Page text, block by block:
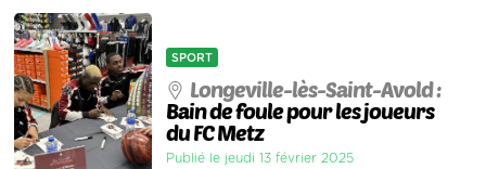
SPORT
Longeville-lès-Saint-Avold :
Bain de foule pour les joueurs
du FC Metz
Publié le jeudi 13 février 2025